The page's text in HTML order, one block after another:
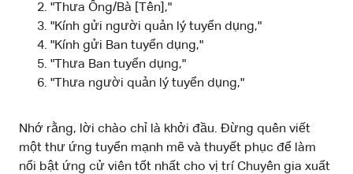
"Thưa Ông/Bà [Tên],"
"Kính gửi người quản lý tuyển dụng,"
"Kính gửi Ban tuyển dụng,"
"Thưa Ban tuyển dụng,"
"Thưa người quản lý tuyển dụng,"
Nhớ rằng, lời chào chỉ là khởi đầu. Đừng quên viết
một thư ứng tuyển mạnh mẽ và thuyết phục để làm
nổi bật ứng cử viên tốt nhất cho vị trí Chuyên gia xuất